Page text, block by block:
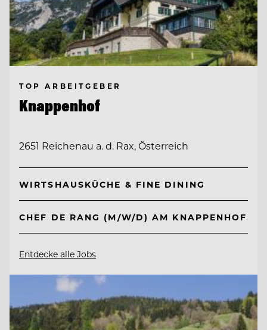
TOP ARBEITGEBER
Knappenhof
2651 Reichenau a. d. Rax, Österreich
WIRTSHAUSKÜCHE & FINE DINING
CHEF DE RANG (M/W/D) AM KNAPPENHOF
Entdecke alle Jobs